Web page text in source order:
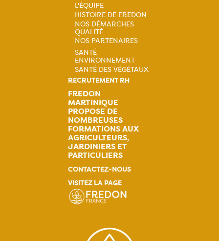
Navigation
principale
L'ÉQUIPE
HISTOIRE DE FREDON
NOS DÉMARCHES
QUALITÉ
NOS PARTENAIRES
Navigation
principale
SANTÉ
ENVIRONNEMENT
SANTÉ DES VÉGÉTAUX
RECRUTEMENT RH
FREDON
MARTINIQUE
PROPOSE DE
NOMBREUSES
FORMATIONS AUX
AGRICULTEURS,
JARDINIERS ET
PARTICULIERS
CONTACTEZ-NOUS
VISITEZ LA PAGE